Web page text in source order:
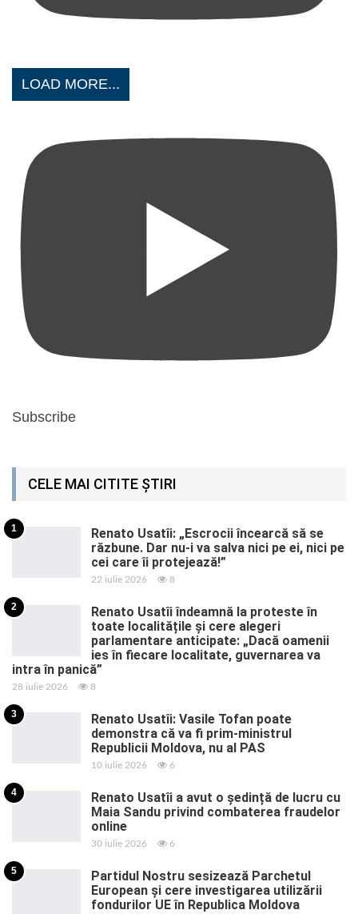
LOAD MORE...
Subscribe
CELE MAI CITITE ȘTIRI
1
Renato Usatîi: „Escrocii încearcă să se
răzbune. Dar nu-i va salva nici pe ei, nici pe
cei care îi protejează!”
22 iulie 2026 8
2
Renato Usatîi îndeamnă la proteste în
toate localitățile și cere alegeri
parlamentare anticipate: „Dacă oamenii
ies în fiecare localitate, guvernarea va
intra în panică”
28 iulie 2026 8
3
Renato Usatîi: Vasile Tofan poate
demonstra că va fi prim-ministrul
Republicii Moldova, nu al PAS
10 iulie 2026 6
4
Renato Usatîi a avut o ședință de lucru cu
Maia Sandu privind combaterea fraudelor
online
30 iulie 2026 6
5
Partidul Nostru sesizează Parchetul
European și cere investigarea utilizării
fondurilor UE în Republica Moldova